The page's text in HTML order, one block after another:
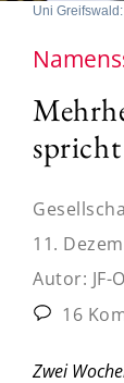
Uni
11.
Autor: JF-
16
Zwei